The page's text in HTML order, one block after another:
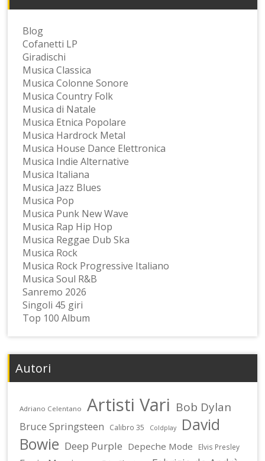
Blog
Cofanetti LP
Giradischi
Musica Classica
Musica Colonne Sonore
Musica Country Folk
Musica di Natale
Musica Etnica Popolare
Musica Hardrock Metal
Musica House Dance Elettronica
Musica Indie Alternative
Musica Italiana
Musica Jazz Blues
Musica Pop
Musica Punk New Wave
Musica Rap Hip Hop
Musica Reggae Dub Ska
Musica Rock
Musica Rock Progressive Italiano
Musica Soul R&B
Sanremo 2026
Singoli 45 giri
Top 100 Album
Autori
Adriano Celentano Artisti Vari Bob Dylan
Bruce Springsteen Calibro 35 Coldplay
David
Bowie Deep Purple Depeche Mode Elvis Presley